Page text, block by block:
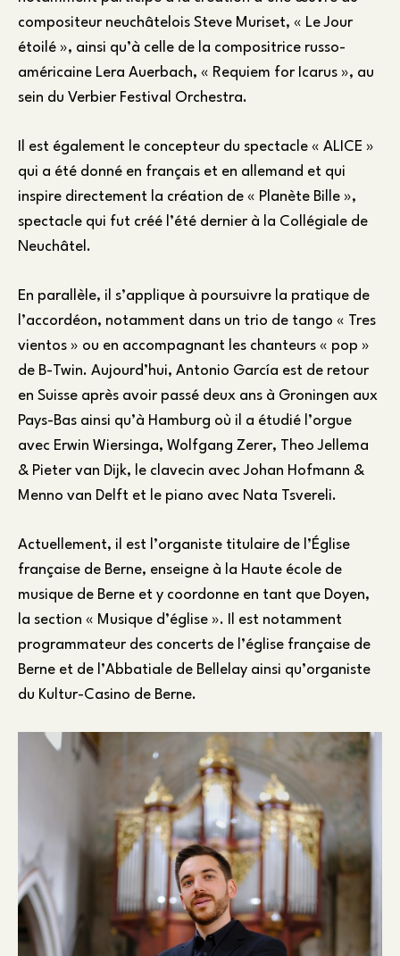
compositeur neuchâtelois Steve Muriset, « Le Jour
étoilé », ainsi qu’à celle de la compositrice russo-
américaine Lera Auerbach, « Requiem for Icarus », au
sein du Verbier Festival Orchestra.
Il est également le concepteur du spectacle « ALICE »
qui a été donné en français et en allemand et qui
inspire directement la création de « Planète Bille »,
spectacle qui fut créé l’été dernier à la Collégiale de
Neuchâtel.
En parallèle, il s’applique à poursuivre la pratique de
l’accordéon, notamment dans un trio de tango « Tres
vientos » ou en accompagnant les chanteurs « pop »
de B-Twin. Aujourd’hui, Antonio García est de retour
en Suisse après avoir passé deux ans à Groningen aux
Pays-Bas ainsi qu’à Hamburg où il a étudié l’orgue
avec Erwin Wiersinga, Wolfgang Zerer, Theo Jellema
& Pieter van Dijk, le clavecin avec Johan Hofmann &
Menno van Delft et le piano avec Nata Tsvereli.
Actuellement, il est l’organiste titulaire de l’Église
française de Berne, enseigne à la Haute école de
musique de Berne et y coordonne en tant que Doyen,
la section « Musique d’église ». Il est notamment
programmateur des concerts de l’église française de
Berne et de l’Abbatiale de Bellelay ainsi qu’organiste
du Kultur-Casino de Berne.